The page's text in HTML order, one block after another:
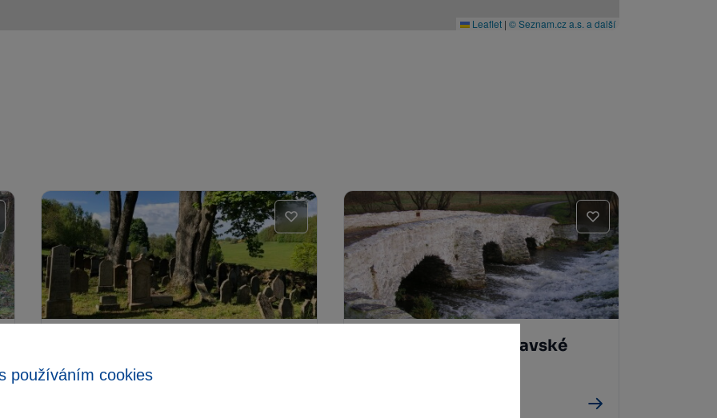
používáním cookies
Leaflet | © Seznam.cz a.s. a další
Jeníkov
Kamenný most Moravské